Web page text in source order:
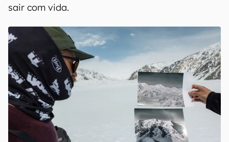
sair com vida.